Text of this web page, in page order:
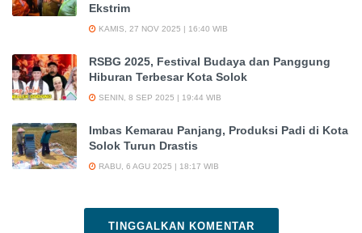
Ekstrim
KAMIS, 27 NOV 2025 | 16:40 WIB
RSBG 2025, Festival Budaya dan Panggung
Hiburan Terbesar Kota Solok
SENIN, 8 SEP 2025 | 19:44 WIB
Imbas Kemarau Panjang, Produksi Padi di Kota
Solok Turun Drastis
RABU, 6 AGU 2025 | 18:17 WIB
TINGGALKAN KOMENTAR